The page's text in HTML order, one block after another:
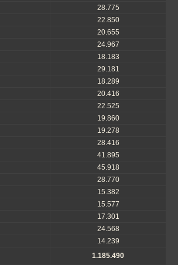
28.775
22.850
20.655
24.967
18.183
29.181
18.289
20.416
22.525
19.860
19.278
28.416
41.895
45.918
28.770
15.382
15.577
17.301
24.568
14.239
1.185.490